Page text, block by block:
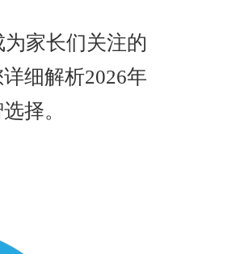
家长们关注的
细解析2026年
择。